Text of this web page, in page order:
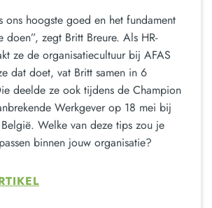
ons hoogste goed en het fundament
doen”, zegt Britt Breure. Als HR-
ze de organisatiecultuur bij AFAS
dat doet, vat Britt samen in 6
deelde ze ook tijdens de Champion
Werkgever op 18 mei bij
Welke van deze tips zou je
binnen jouw organisatie?